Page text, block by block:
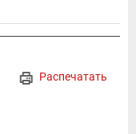
Распечатать